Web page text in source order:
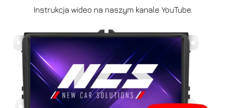
Instrukcja wideo na naszym kanale YouTube.